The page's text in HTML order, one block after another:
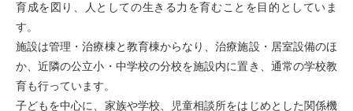
育成を図り、人としての生きる力を育むことを目的としていま
す。
施設は管理・治療棟と教育棟からなり、治療施設・居室設備のほ
か、近隣の公立小・中学校の分校を施設内に置き、通常の学校教
育も行っています。
子どもを中心に、家族や学校、児童相談所をはじめとした関係機